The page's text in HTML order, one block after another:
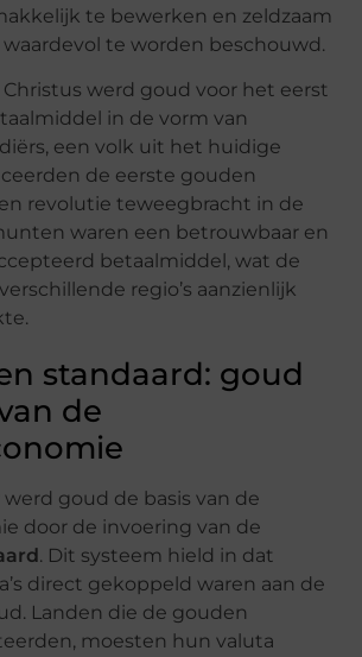
te bewerken en zeldzaam
te worden beschouwd.
werd goud voor het eerst
in de vorm van
een volk uit het huidige
de eerste gouden
revolutie teweegbracht in de
waren een betrouwbaar en
betaalmiddel, wat de
regio’s aanzienlijk
standaard: goud
de
werd goud de basis van de
door de invoering van de
. Dit systeem hield in dat
direct gekoppeld waren aan de
Landen die de gouden
moesten hun valuta